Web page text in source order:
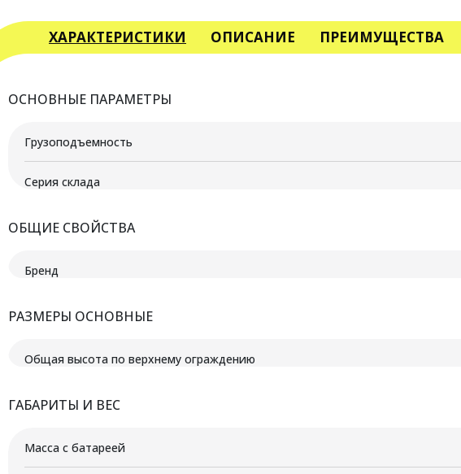
ХАРАКТЕРИСТИКИ ОПИСАНИЕ ПРЕИМУЩЕСТВА
ОСНОВНЫЕ ПАРАМЕТРЫ
Грузоподъемность
Серия склада
ОБЩИЕ СВОЙСТВА
Бренд
РАЗМЕРЫ ОСНОВНЫЕ
Общая высота по верхнему ограждению
ГАБАРИТЫ И ВЕС
Масса с батареей